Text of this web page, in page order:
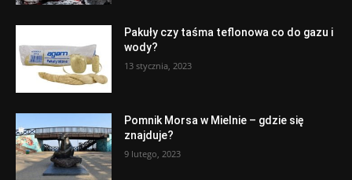
Pakuły czy taśma teflonowa co do gazu i
wody?
13 stycznia, 2023
Pomnik Morsa w Mielnie – gdzie się
znajduje?
9 lutego, 2023